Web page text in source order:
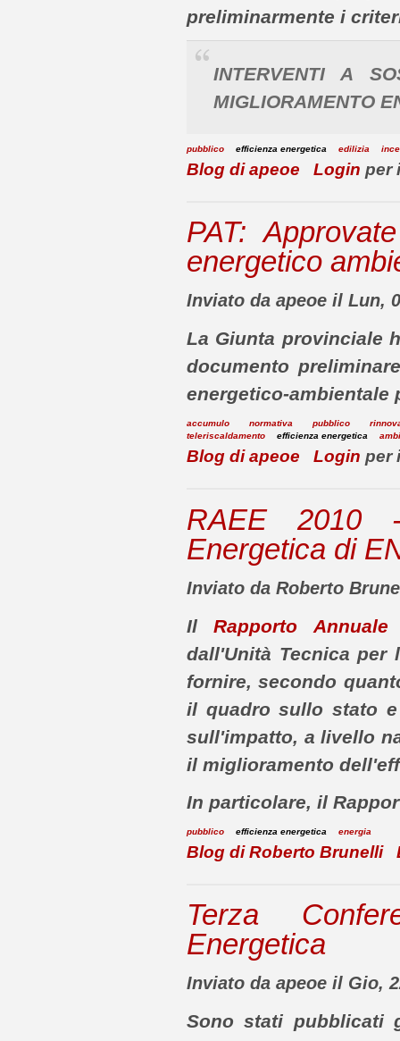
preliminarmente i
INTERVENTI A
MIGLIORAMENTO
pubblico efficienza energetica edilizia
Blog di apeoe Login per
PAT:
energetico
Inviato da apeoe il Lun,
La Giunta provinciale
documento
energetico-ambientale
accumulo normativa pubblico
teleriscaldamento
efficienza energetica
Blog di apeoe Login per
RAEE 2010
Energetica di
Inviato da Roberto
IlRapporto
dall'Unità Tecnica per
fornire, secondo
il quadro sullo stato
sull'impatto, a livello
il miglioramento
In particolare, il
pubblico efficienza energetica energia
Blog di Roberto Brunelli
Terza
Energetica
Inviato da apeoe il Gio,
Sono stati pubblicati